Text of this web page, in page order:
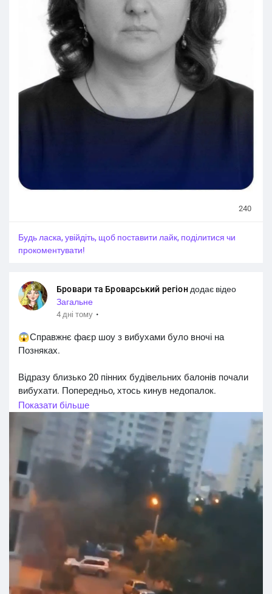
#Київські_новини
#Kyiv_region #Kyiv
#Kiev_news
#Київ_війна
240
Будь ласка, увійдіть, щоб поставити лайк, поділитися чи
прокоментувати!
Бровари та Броварський регіон додає відео
Загальне
4 дні тому ·
😱Справжнє фаєр шоу з вибухами було вночі на
Позняках.
Відразу близько 20 пінних будівельних балонів почали
вибухати. Попередньо, хтось кинув недопалок.
#Київ_регіон #Київщина_новини
#Київські_новини
#Kyiv_region #Kyiv #Kiev_news
Показати більше